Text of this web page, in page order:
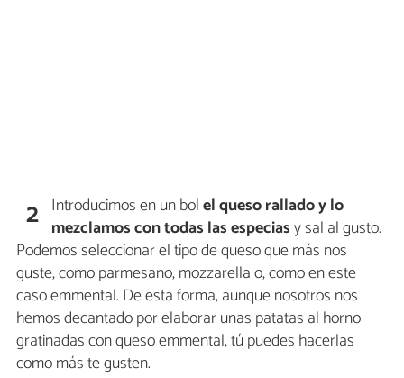
2 Introducimos en un bolel queso rallado y lo
mezclamos con todas las especiasy sal al gusto.
Podemos seleccionar el tipo de queso que más nos
guste, como parmesano, mozzarella o, como en este
caso emmental. De esta forma, aunque nosotros nos
hemos decantado por elaborar unas patatas al horno
gratinadas con queso emmental, tú puedes hacerlas
como más te gusten.